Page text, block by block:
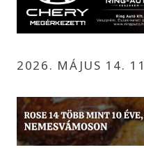
2026. MÁJUS 14.